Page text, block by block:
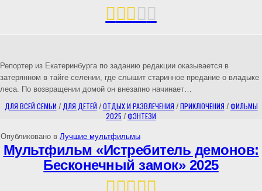
Репортер из Екатеринбурга по заданию редакции оказывается в
затерянном в тайге селении, где слышит старинное предание о владыке
леса. По возвращении домой он внезапно начинает…
ДЛЯ ВСЕЙ СЕМЬИ / ДЛЯ ДЕТЕЙ /ОТДЫХ И РАЗВЛЕЧЕНИЯ /ПРИКЛЮЧЕНИЯ /ФИЛЬМЫ
2025 /ФЭНТЕЗИ
Опубликовано в Лучшие мультфильмы
Мультфильм «Истребитель демонов:
Бесконечный замок» 2025